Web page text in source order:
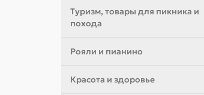
Туризм, товары для пикника и
похода
Рояли и пианино
Красота и здоровье